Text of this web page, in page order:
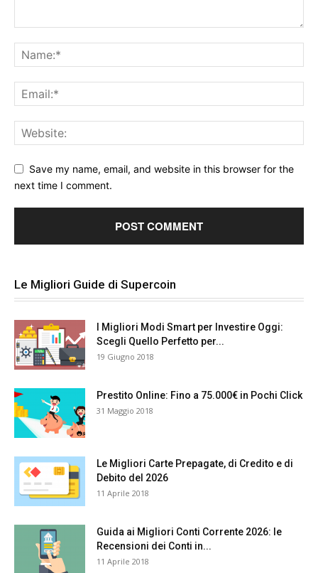
Save my name, email, and website in this browser for the
next time I comment.
Le Migliori Guide di Supercoin
I Migliori Modi Smart per Investire Oggi:
Scegli Quello Perfetto per...
19 Giugno 2018
Prestito Online: Fino a 75.000€ in Pochi Click
31 Maggio 2018
Le Migliori Carte Prepagate, di Credito e di
Debito del 2026
11 Aprile 2018
Guida ai Migliori Conti Corrente 2026: le
Recensioni dei Conti in...
11 Aprile 2018